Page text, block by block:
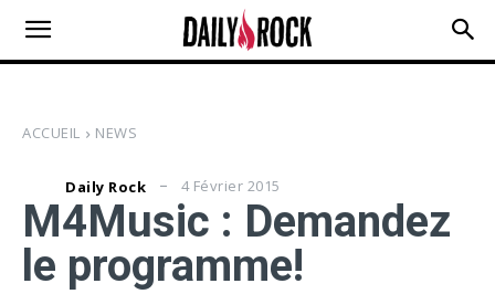
ACCUEIL NEWS
Daily Rock 4 Février 2015
M4Music : Demandez
le programme!